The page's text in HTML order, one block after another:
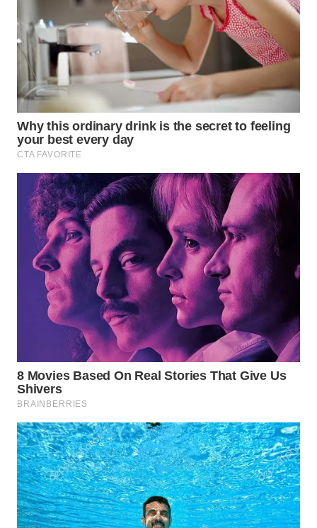
NIAS
WN
LANGKAT
WN
TAPANULI
SELATAN
WN
TANJUNG
LESUNG
WN
KARO
WN
SIMALUNGUN
LABUHANBATU
WN
TAPANULI
TENGAH
WN DELI
SERDANG